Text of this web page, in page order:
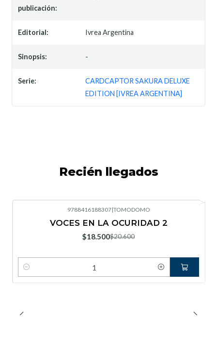
publicación:
Editorial: Ivrea Argentina
Sinopsis: -
Serie:
CARDCAPTOR SAKURA DELUXE
EDITION [IVREA ARGENTINA]
Recién llegados
9788416188307|TOMODOMO
VOCES EN LA OCURIDAD 2
$18.500$20.600
Cantidad